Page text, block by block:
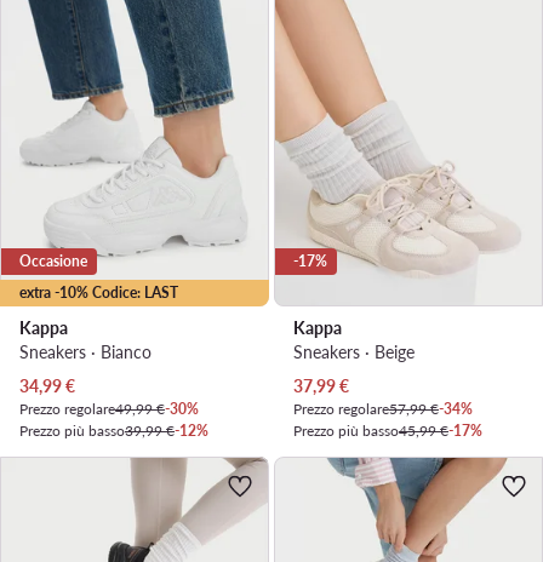
extra -10% Codice: LAST
Occasione
Kappa
Sneakers · Bianco
Prezzo attuale
34,99€
Prezzo regolare49,99 €-30%
Prezzo più basso39,99 €-12%
-17%
Kappa
Sneakers · Beige
Prezzo attuale
37,99€
Prezzo regolare57,99 €-34%
Prezzo più basso45,99 €-17%